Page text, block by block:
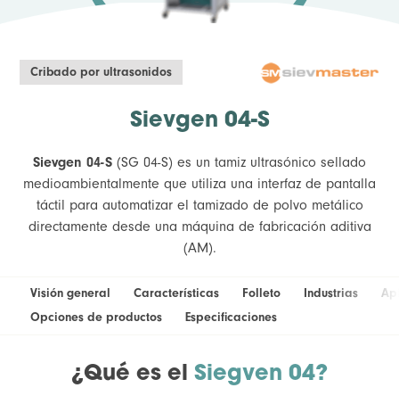
Cribado por ultrasonidos
Sievgen 04-S
Sievgen 04-S (SG 04-S) es un tamiz ultrasónico sellado
medioambientalmente que utiliza una interfaz de pantalla
táctil para automatizar el tamizado de polvo metálico
directamente desde una máquina de fabricación aditiva
(AM).
Visión general Características Folleto Industrias
Opciones de productos
Especificaciones
¿Qué es el Siegven 04?